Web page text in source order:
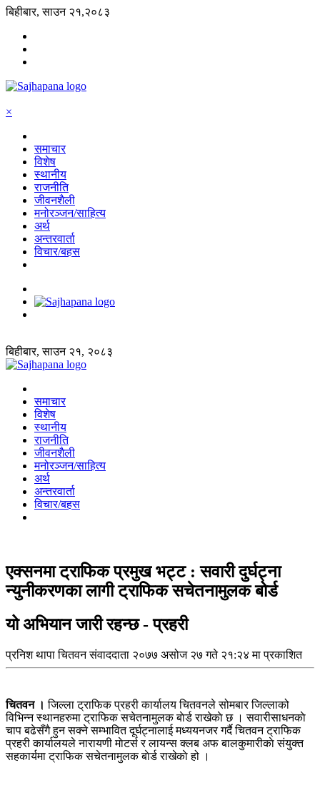
बिहीबार, साउन २१,२०८३
×
समाचार
विशेष
स्थानीय
राजनीति
जीवनशैली
मनोरञ्जन/साहित्य
अर्थ
अन्तरवार्ता
विचार/बहस
बिहीबार, साउन २१, २०८३
समाचार
विशेष
स्थानीय
राजनीति
जीवनशैली
मनोरञ्जन/साहित्य
अर्थ
अन्तरवार्ता
विचार/बहस
एक्सनमा ट्राफिक प्रमुख भट्ट : सवारी दुर्घट्ना
न्युनीकरणका लागी ट्राफिक सचेतनामुलक बोर्ड
यो अभियान जारी रहन्छ - प्रहरी
प्रनिश थापा चितवन संवाददाता २०७७ असोज २७ गते २१:२४ मा प्रकाशित
चितवन । जिल्ला ट्राफिक प्रहरी कार्यालय चितवनले सोमबार जिल्लाको
विभिन्न स्थानहरुमा ट्राफिक सचेतनामुलक बाेर्ड राखेकाे छ । सवारीसाधनकाे
चाप बढेसँगै हुन सक्ने सम्भावित दूर्घट्नालाई मध्ययनजर गर्दै चितवन ट्राफिक
प्रहरी कार्यालयले नारायणी माेटर्स र लायन्स क्लब अफ बालकुमारीकाे संयुक्त
सहकार्यमा ट्राफिक सचेतनामुलक बाेर्ड राखेकाे हो ।